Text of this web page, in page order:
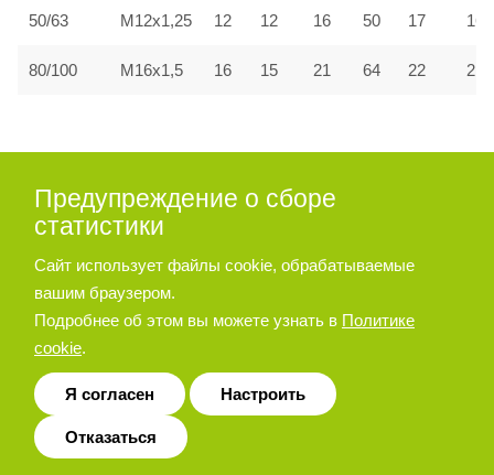
50/63 M12x1,25 12 12 16 50 17 16
80/100 M16x1,5 16 15 21 64 22 21
A
Модель
Поршень,
Ø (мм)
Предупреждение о сборе
статистики
Сайт использует файлы cookie, обрабатываемые
вашим браузером.
Подробнее об этом вы можете узнать в Политике
cookie.
Я согласен Настроить
Отказаться